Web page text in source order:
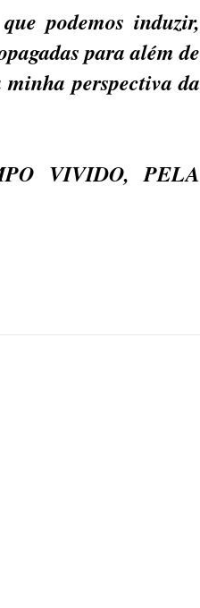
podemos induzir,
para além de
perspectiva da
VIVIDO, PELA